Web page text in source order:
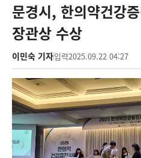
문경시, 한의약건강
장관상 수상
이민숙 기자입력2025.09.22 04:27